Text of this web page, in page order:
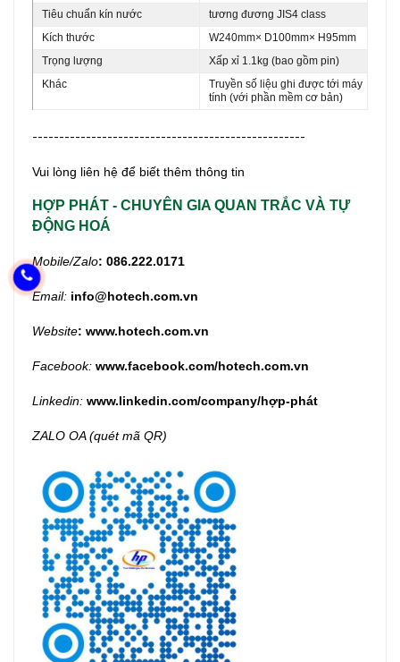
Tiêu chuẩn kín nước
tương đương JIS4 class
Kích thước
W240mm× D100mm× H95mm
Trọng lượng
Xấp xỉ 1.1kg (bao gồm pin)
Khác
Truyền số liệu ghi được tới máy
tính (với phần mềm cơ bản)
---------------------------------------------------
Vui lòng liên hệ để biết thêm thông tin
HỢP PHÁT - CHUYÊN GIA QUAN TRẮC VÀ TỰ
ĐỘNG HOÁ
Mobile/Zalo: 086.222.0171
Email: info@hotech.com.vn
Website: www.hotech.com.vn
Facebook: www.facebook.com/hotech.com.vn
Linkedin: www.linkedin.com/company/hợp-phát
ZALO OA (quét mã QR)